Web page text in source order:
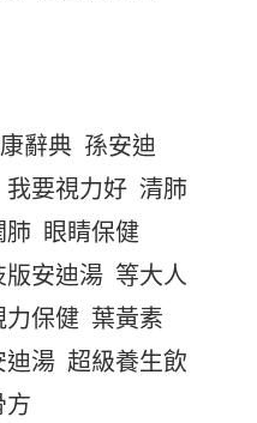
辭典 孫安迪
我要視力好 清肺
肺 眼睛保健
版安迪湯 等大人
力保健 葉黃素
迪湯 超級養生飲
方